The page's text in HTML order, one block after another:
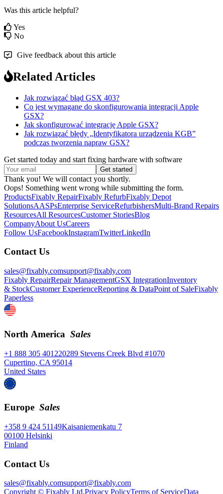
Was this article helpful?
Yes
No
Give feedback about this article
Related Articles
Jak rozwiązać błąd GSX 403?
Co jest wymagane do skonfigurowania integracji Apple
GSX?
Jak skonfigurować integrację Apple GSX?
Jak rozwiązać błędy „Identyfikatora urządzenia KGB”
podczas tworzenia napraw GSX?
Get started today and start fixing hardware with software
Thank you! We will contact you shortly.
Oops! Something went wrong while submitting the form.
ProductsFixably RepairFixably RefurbFixably Depot
SolutionsAASPsEnterprise ServiceRefurbishersMulti-Brand Repairs
ResourcesAll ResourcesCustomer StoriesBlog
CompanyAbout UsCareers
Follow UsFacebookInstagramTwitterLinkedIn
Contact Us
sales@fixably.comsupport@fixably.com
Fixably RepairRepair ManagementGSX IntegrationInventory
& StockCustomer ExperienceReporting & DataPoint of SaleFixably
Paperless
North America Sales
+1 888 305 401220289 Stevens Creek Blvd #1070
Cupertino, CA 95014
United States
Europe Sales
+358 9 424 51149Kaisaniemenkatu 7
00100 Helsinki
Finland
Contact Us
sales@fixably.comsupport@fixably.com
Copyright © Fixably Ltd.Privacy PolicyTerms of ServiceData